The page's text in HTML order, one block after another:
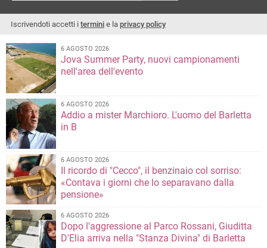
Iscrivendoti accetti i termini e la privacy policy
6 AGOSTO 2026
Jova Summer Party, nuovi campionamenti
nell'area dell'evento
6 AGOSTO 2026
Addio a mister Marchioro. L'uomo del Barletta
in B
6 AGOSTO 2026
Il ricordo di "Cecco", il benzinaio col sorriso:
«Contava i giorni che lo separavano dalla
pensione»
6 AGOSTO 2026
Dopo l'aggressione al Parco Rossani, Giuditta
D'Elia arriva nella "Stanza Divina" di Barletta